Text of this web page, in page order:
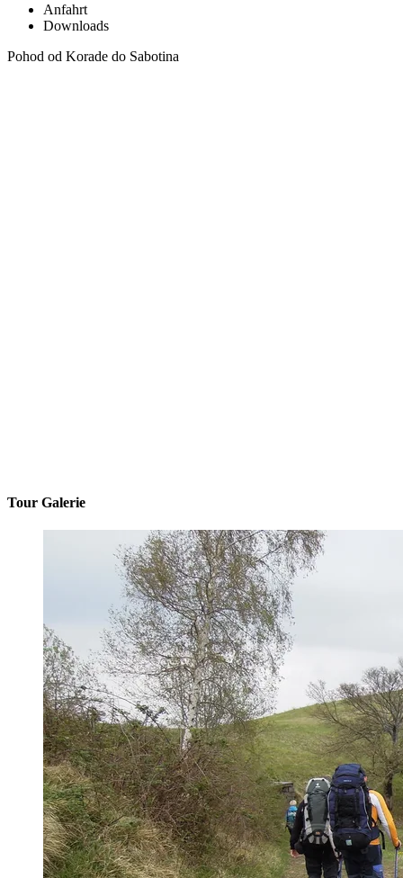
Anfahrt
Downloads
Pohod od Korade do Sabotina
Tour Galerie